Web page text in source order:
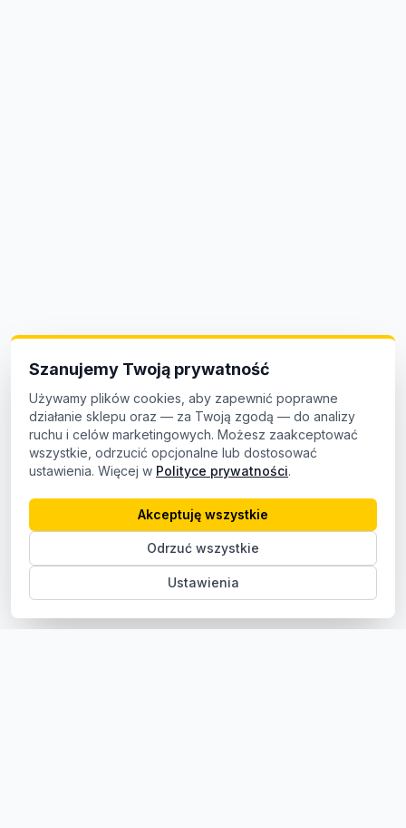
Szanujemy Twoją prywatność
Używamy plików cookies, aby zapewnić poprawne
działanie sklepu oraz — za Twoją zgodą — do analizy
ruchu i celów marketingowych. Możesz zaakceptować
wszystkie, odrzucić opcjonalne lub dostosować
ustawienia. Więcej w Polityce prywatności.
Ustawienia
Odrzuć wszystkie
Akceptuję wszystkie